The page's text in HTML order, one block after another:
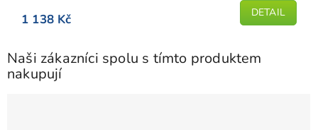
1 138 Kč DETAIL
Naši zákazníci spolu s tímto produktem
nakupují